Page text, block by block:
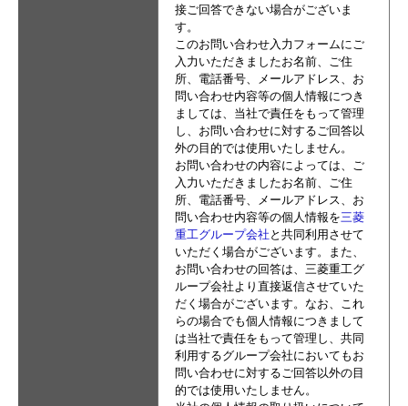
接ご回答できない場合がございま
す。
このお問い合わせ入力フォームにご
入力いただきましたお名前、ご住
所、電話番号、メールアドレス、お
問い合わせ内容等の個人情報につき
ましては、当社で責任をもって管理
し、お問い合わせに対するご回答以
外の目的では使用いたしません。
お問い合わせの内容によっては、ご
入力いただきましたお名前、ご住
所、電話番号、メールアドレス、お
問い合わせ内容等の個人情報を三菱
重工グループ会社 と共同利用させて
いただく場合がございます。また、
お問い合わせの回答は、三菱重工グ
ループ会社より直接返信させていた
だく場合がございます。なお、これ
らの場合でも個人情報につきまして
は当社で責任をもって管理し、共同
利用するグループ会社においてもお
問い合わせに対するご回答以外の目
的では使用いたしません。